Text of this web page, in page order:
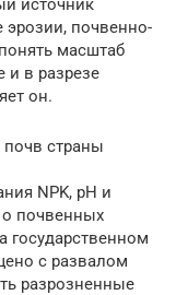
источник
почвенно-
масштаб
и в разрезе
он.
почв страны
NPK, рН и
почвенных
государственном
с развалом
разрозненные